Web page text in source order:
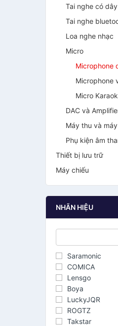
Tai nghe có dây
Tai nghe
Loa nghe nhạc
Micro
Microphone
Microphone
Micro
DAC và
Máy thu và
Phụ kiện âm
Thiết bị lưu trữ
Máy chiếu
NHÃN HIỆU
Saramonic
COMICA
Lensgo
Boya
LuckyJQR
ROGTZ
Takstar